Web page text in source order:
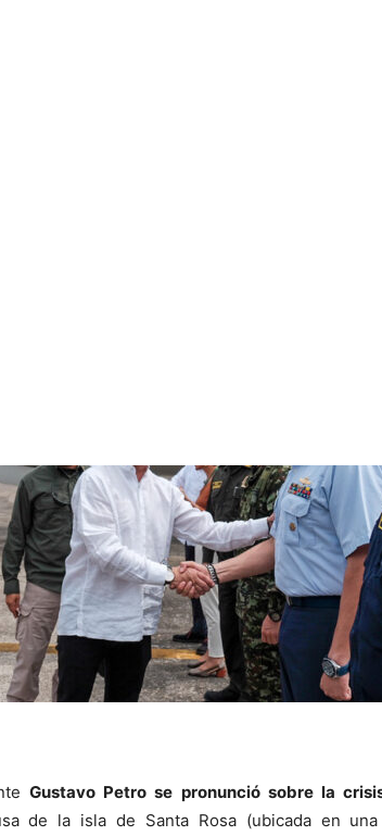
soberanía
Gustavo Petro se pronunció sobre la
de la isla de Santa Rosa (ubicada en